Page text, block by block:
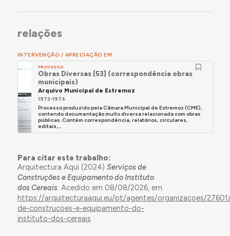
relações
INTERVENÇÃO / APRECIAÇÃO EM
PROCESSO
Obras Diversas [53] (correspondência obras
municipais)
Arquivo Municipal de Estremoz
1973-1974
Processo produzido pela Câmara Municipal de Estremoz (CME),
contendo documentação muito diversa relacionada com obras
públicas. Contém correspondência, relatórios, circulares,
editais,...
Para citar este trabalho:
Arquitectura Aqui (2024) Serviços de
Construções e Equipamento do Instituto
dos Cereais. Acedido em 08/08/2026, em
https://arquitecturaaqui.eu/pt/agentes/organizacoes/
de-construcoes-e-equipamento-do-
instituto-dos-cereais